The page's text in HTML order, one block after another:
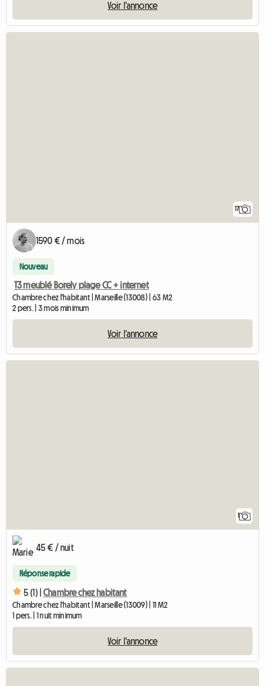
Voir l'annonce
17
1590 € / mois
Nouveau
T3 meublé Borely plage CC + internet
Chambre chez l'habitant | Marseille (13008) | 63 M2
2 pers. | 3 mois minimum
Voir l'annonce
1
45 € / nuit
Réponse rapide
5 (1) | Chambre chez habitant
Chambre chez l'habitant | Marseille (13009) | 11 M2
1 pers. | 1 nuit minimum
Voir l'annonce